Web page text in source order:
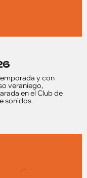
y con
veraniego,
en el Club de
sonidos